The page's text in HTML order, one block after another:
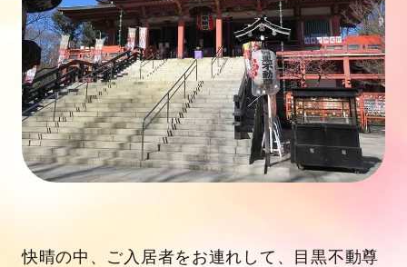
快晴の中、ご入居者をお連れして、目黒不動尊